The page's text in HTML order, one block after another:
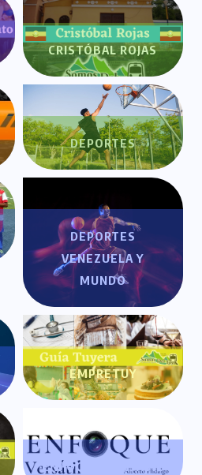
CRISTÓBAL ROJAS
DEPORTES
DEPORTES
VENEZUELA Y
MUNDO
EMPRETUY
ENFOQUE VERSÁTIL